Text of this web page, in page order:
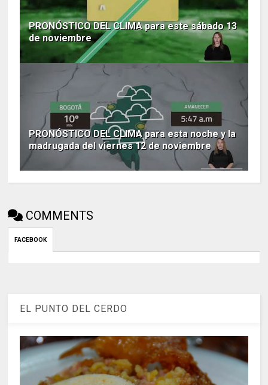
PRONÓSTICO DEL CLIMA para este sábado 13
de noviembre
PRONÓSTICO DEL CLIMA para esta noche y la
madrugada del viernes 12 de noviembre
COMMENTS
FACEBOOK
EL PUNTO DEL CERDO